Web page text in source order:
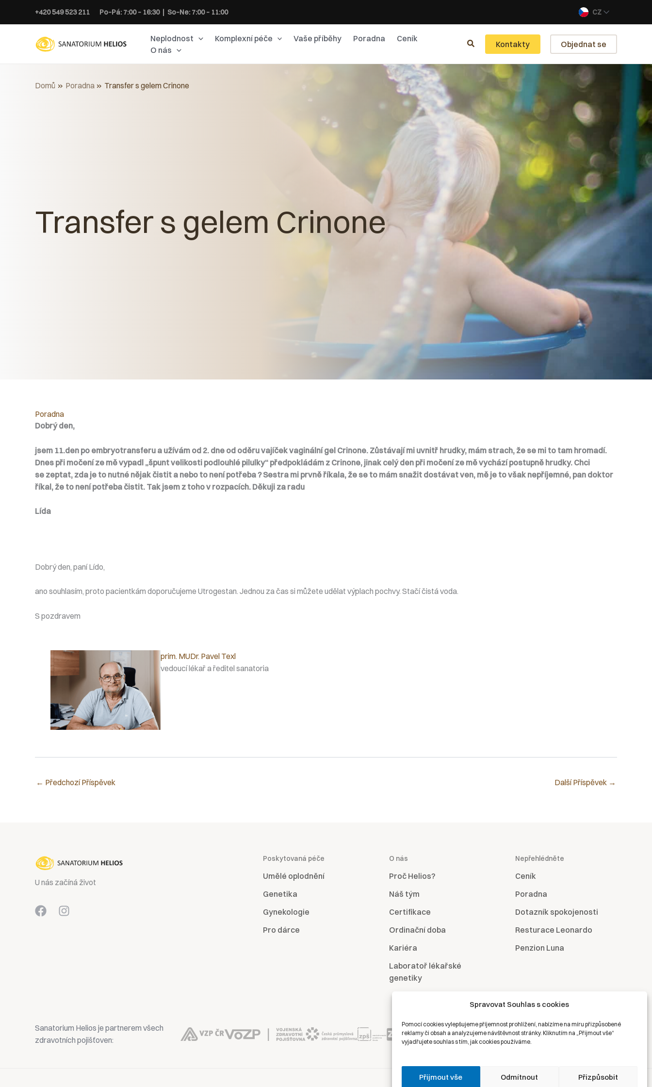
Spravovat Souhlas s cookies
Pomocí cookies vylepšujeme příjemnost prohlížení, nabízíme na míru přizpůsobené
reklamy či obsah a analyzujeme návštěvnost stránky. Kliknutím na „Přijmout vše“
vyjadřujete souhlas s tím, jak cookies používáme.
Přijmout vše Odmítnout Přizpůsobit
+420 549 523 211 Po–Pá: 7:00 – 16:30 | So–Ne: 7:00 – 11:00 CZ
Neplodnost Komplexní péče Vaše příběhy Poradna
Ceník
O nás
Kontakty Objednat se
Transfer s gelem Crinone
Domů Poradna Transfer s gelem Crinone
Poradna
Dobrý den,
jsem 11.den po embryotransferu a užívám od 2. dne od oděru vajíček vaginální gel Crinone. Zůstávají mi uvnitř hrudky, mám strach, že se mi to tam hromadí.
Dnes při močení ze mě vypadl „špunt velikosti podlouhlé pilulky“ předpokládám z Crinone, jinak celý den při močení ze mě vychází postupně hrudky. Chci
se zeptat, zda je to nutné nějak čistit a nebo to není potřeba ? Sestra mi prvně říkala, že se to mám snažit dostávat ven, mě je to však nepříjemné, pan doktor
říkal, že to není potřeba čistit. Tak jsem z toho v rozpacích. Děkuji za radu
Lída
Dobrý den, paní Lído,
ano souhlasím, proto pacientkám doporučujeme Utrogestan. Jednou za čas si můžete udělat výplach pochvy. Stačí čistá voda.
S pozdravem
prim. MUDr. Pavel Texl
vedoucí lékař a ředitel sanatoria
← Předchozí Příspěvek Další Příspěvek →
U nás začíná život
Poskytovaná péče
Umělé oplodnění
Genetika
Gynekologie
Pro dárce
O nás
Proč Helios?
Náš tým
Certifikace
Ordinační doba
Kariéra
Laboratoř lékařské
genetiky
Nepřehlédněte
Ceník
Poradna
Dotazník spokojenosti
Resturace Leonardo
Penzion Luna
Sanatorium Helios je partnerem všech
zdravotních pojišťoven: